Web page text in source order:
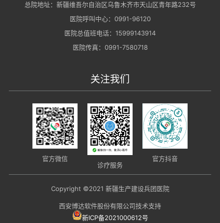
总院地址：新疆维吾尔自治区乌鲁木齐市天山区青年路232号
医院呼叫中心：0991-96120
医院总值班电话：15999143914
医院传真：0991-7580718
关注我们
官方微信
诊疗服务
官方抖音
Copyright ©2021 新疆生产建设兵团医院
西安博达软件股份有限公司技术支持
新ICP备2021000612号